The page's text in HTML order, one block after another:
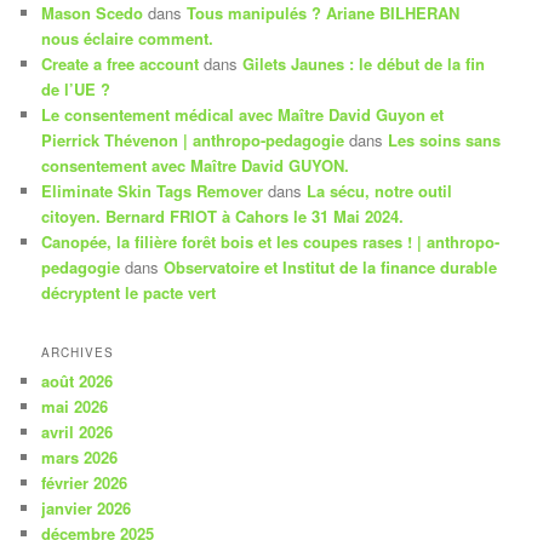
Mason Scedo dansTous manipulés ? Ariane BILHERAN
nous éclaire comment.
Create a free account dansGilets Jaunes : le début de la fin
de l’UE ?
Le consentement médical avec Maître David Guyon et
Pierrick Thévenon | anthropo-pedagogie dans Les soins sans
consentement avec Maître David GUYON.
Eliminate Skin Tags Remover dans La sécu, notre outil
citoyen. Bernard FRIOT à Cahors le 31 Mai 2024.
Canopée, la filière forêt bois et les coupes rases ! | anthropo-
pedagogie dansObservatoire et Institut de la finance durable
décryptent le pacte vert
ARCHIVES
août 2026
mai 2026
avril 2026
mars 2026
février 2026
janvier 2026
décembre 2025